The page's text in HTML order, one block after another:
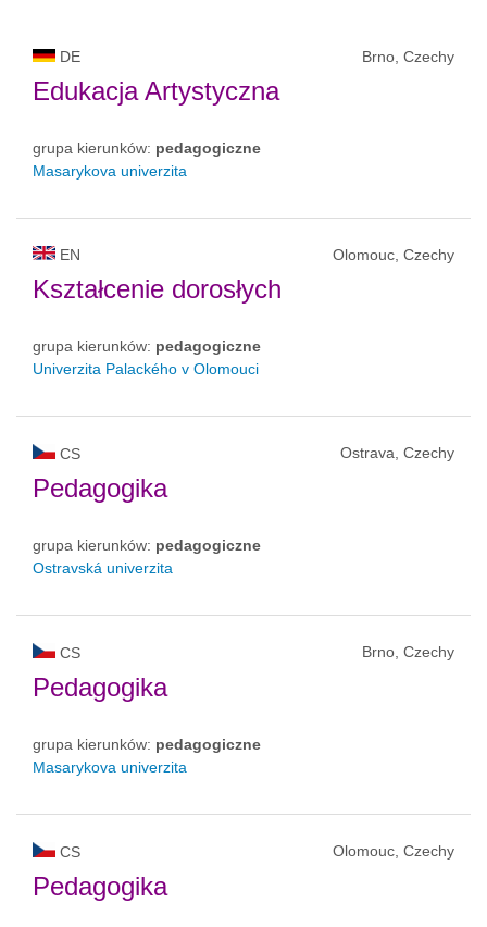
DE Brno, Czechy
Edukacja Artystyczna
grupa kierunków: pedagogiczne
Masarykova univerzita
EN Olomouc, Czechy
Kształcenie dorosłych
grupa kierunków: pedagogiczne
Univerzita Palackého v Olomouci
CS Ostrava, Czechy
Pedagogika
grupa kierunków: pedagogiczne
Ostravská univerzita
CS Brno, Czechy
Pedagogika
grupa kierunków: pedagogiczne
Masarykova univerzita
CS Olomouc, Czechy
Pedagogika